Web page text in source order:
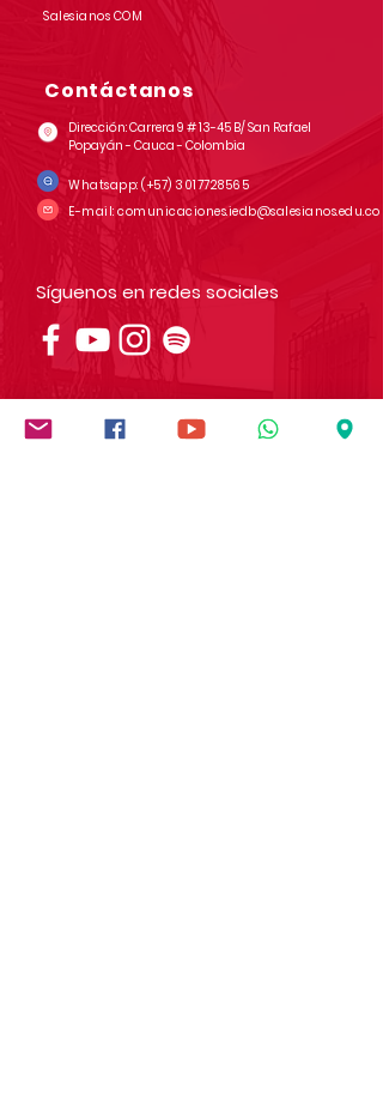
Salesianos COM
Contáctanos
Dirección: Carrera 9 # 13-45 B/ San Rafael
Popayán - Cauca - Colombia
Whatsapp: (+57) 3017728565
E-mail: comunicaciones.iedb@salesianos.edu.co
Síguenos en redes sociales